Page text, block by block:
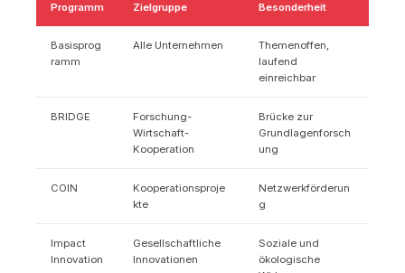
Programm Zielgruppe Besonderheit
Basisprog
ramm
Alle Unternehmen
Themenoffen,
laufend
einreichbar
BRIDGE
Forschung-
Wirtschaft-
Kooperation
Brücke zur
Grundlagenforsch
ung
COIN
Kooperationsproje
kte
Netzwerkförderun
g
Impact
Innovation
Gesellschaftliche
Innovationen
Soziale und
ökologische